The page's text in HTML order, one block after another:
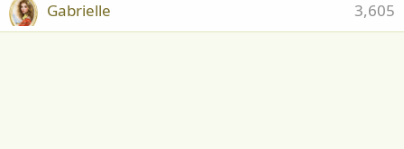
3,605
Gabrielle